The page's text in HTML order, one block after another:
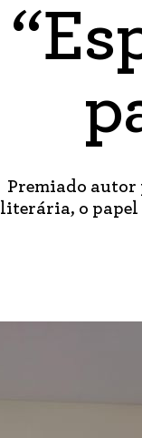
Premiado autor
literária, o papel